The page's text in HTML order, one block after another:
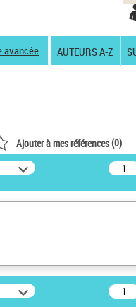
avancée AUTEURS A-Z
Ajouter à mes références(0)